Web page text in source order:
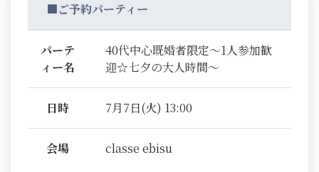
■ご予約パーティー
パーテ
ィー名
40代中心既婚者限定～1人参加歓
迎☆七夕の大人時間～
日時 7月7日(火) 13:00
会場 classe ebisu